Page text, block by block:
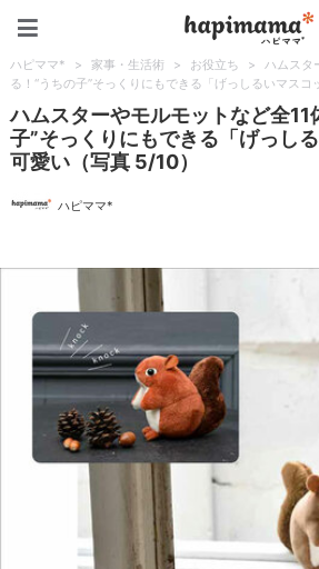
ハピママ* > 家事・生活術 > お役立ち >
ハムスタ
る！“うちの子”そっくりにもできる「げっしるいマスコ
ハムスターやモルモットなど全11
子”そっくりにもできる「げっし
可愛い（写真 5/10）
ハピママ*